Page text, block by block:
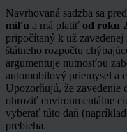
Navrhovaná sadzba sa
míľu a má platiť od roku
pripočítaný k už
štátneho rozpočtu
argumentuje nutnosťou
automobilový priemysel a
Upozorňujú, že zavedenie
ohroziť environmentálne
vyberať túto daň
prebieha.